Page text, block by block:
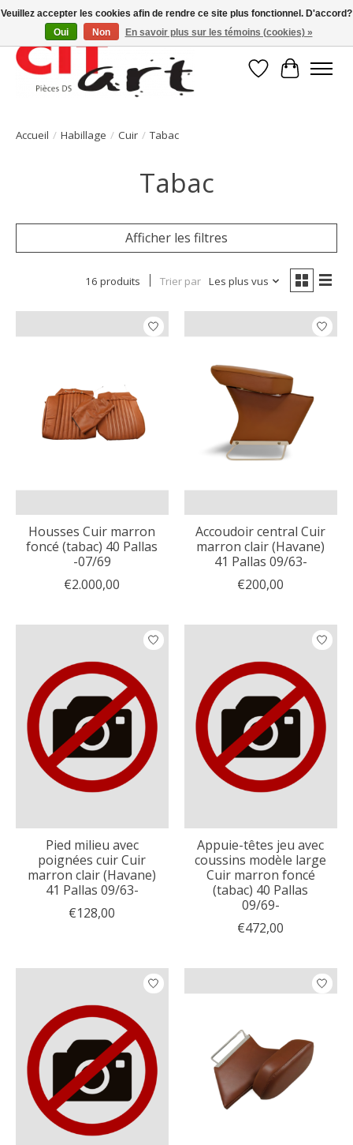
Liste dePanier
Accueil / Habillage / Cuir / Tabac
Tabac
Afficher les filtres
16 produits Trier par Les plus vus
Housses Cuir marron
foncé (tabac) 40 Pallas
-07/69
€2.000,00
Accoudoir central Cuir
marron clair (Havane)
41 Pallas 09/63-
€200,00
Pied milieu avec
poignées cuir Cuir
marron clair (Havane)
41 Pallas 09/63-
€128,00
Appuie-têtes jeu avec
coussins modèle large
Cuir marron foncé
(tabac) 40 Pallas
09/69-
€472,00
Veuillez accepter les cookies afin de rendre ce site plus fonctionnel. D'accord?
Oui
Non En savoir plus sur les témoins (cookies) »